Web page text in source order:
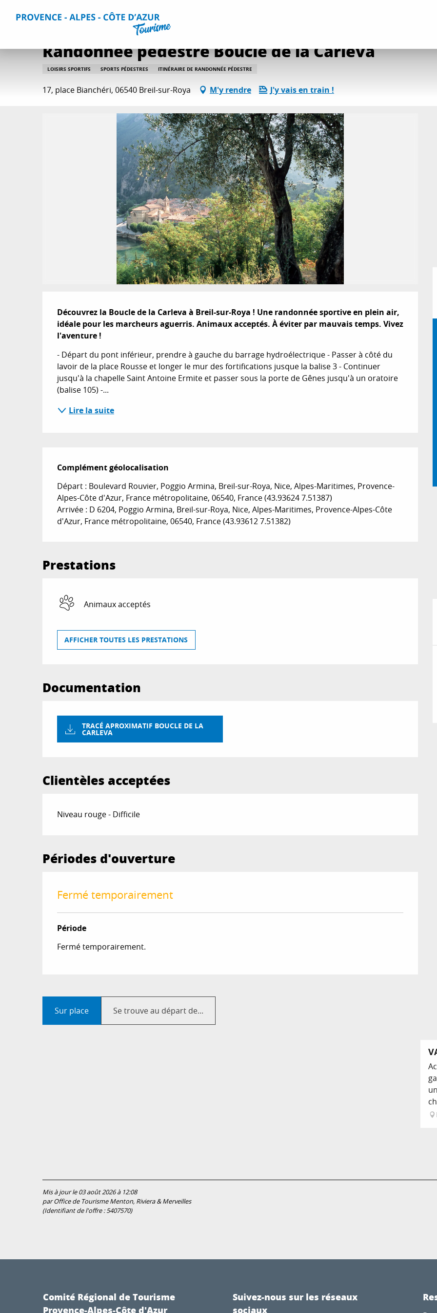
Accueil Que faire ? Itinéraires de randonnée
Randonnée pédestre Boucle de la Carleva
LOISIRS SPORTIFS SPORTS PÉDESTRES ITINÉRAIRE DE RANDONNÉE PÉDESTRE
17, place Bianchéri, 06540 Breil-sur-Roya M'y rendre J'y vais en train !
Description
Découvrez la Boucle de la Carleva à Breil-sur-Roya ! Une randonnée sportive en plein air,
idéale pour les marcheurs aguerris. Animaux acceptés. À éviter par mauvais temps. Vivez
l'aventure !
- Départ du pont inférieur, prendre à gauche du barrage hydroélectrique - Passer à côté du
lavoir de la place Rousse et longer le mur des fortifications jusque la balise 3 - Continuer
jusqu'à la chapelle Saint Antoine Ermite et passer sous la porte de Gênes jusqu'à un oratoire
(balise 105) -...
Lire la suite
Complément géolocalisation
Complément géolocalisation
Départ : Boulevard Rouvier, Poggio Armina, Breil-sur-Roya, Nice, Alpes-Maritimes, Provence-
Alpes-Côte d'Azur, France métropolitaine, 06540, France (43.93624 7.51387)
Arrivée : D 6204, Poggio Armina, Breil-sur-Roya, Nice, Alpes-Maritimes, Provence-Alpes-Côte
d'Azur, France métropolitaine, 06540, France (43.93612 7.51382)
Prestations
Animaux acceptés
AFFICHER TOUTES LES PRESTATIONS
Documentation
TRACÉ APROXIMATIF BOUCLE DE LA
CARLEVA
Clientèles acceptées
Niveau rouge - Difficile
Périodes d'ouverture
Fermé temporairement
Période
Fermé temporairement.
Sur place Se trouve au départ de...
Mis à jour le 03 août 2026 à 12:08
par Office de Tourisme Menton, Riviera & Merveilles
(Identifiant de l'offre :5407570)
Comité Régional de Tourisme
Provence-Alpes-Côte d'Azur
Suivez-nous sur les réseaux
sociaux